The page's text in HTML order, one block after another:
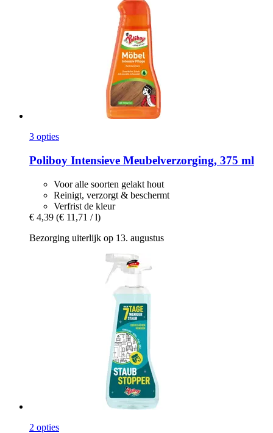
3 opties
Poliboy Intensieve Meubelverzorging, 375 ml
Voor alle soorten gelakt hout
Reinigt, verzorgt & beschermt
Verfrist de kleur
€ 4,39 (€ 11,71 / l)
Bezorging uiterlijk op 13. augustus
2 opties